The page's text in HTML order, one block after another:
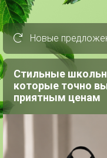
Новые
Стильные
которые точно
приятным ценам